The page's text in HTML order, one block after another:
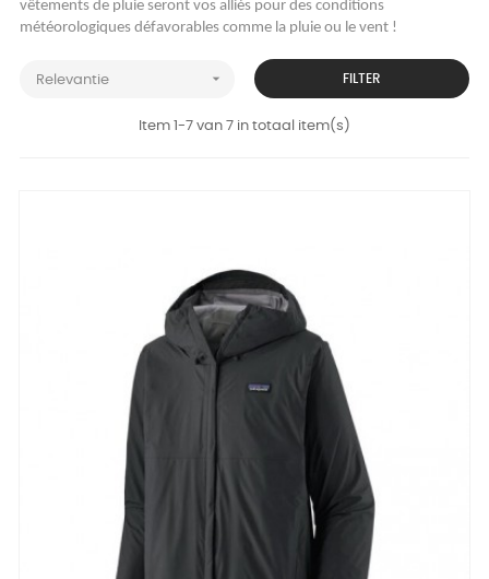
vêtements de pluie seront vos alliés pour des conditions
météorologiques défavorables comme la pluie ou le vent !
Relevantie  FILTER
Item 1-7 van 7 in totaal item(s)